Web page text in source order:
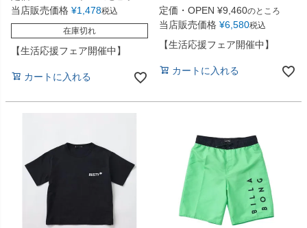
当店販売価格 ¥1,478税込
在庫切れ
【生活応援フェア開催中】
カートに入れる
定価・OPEN ¥9,460のところ
当店販売価格 ¥6,580税込
【生活応援フェア開催中】
カートに入れる